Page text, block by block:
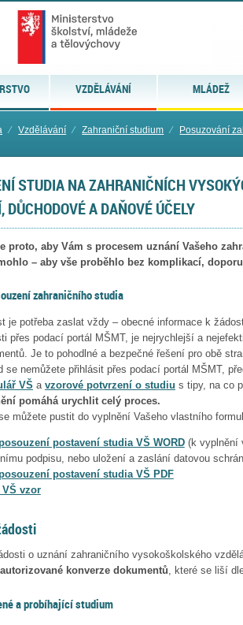
VZDĚLÁVÁNÍ MLÁDEŽ
⁄ Vzdělávání ⁄ Zahraniční studium ⁄ Posuzování
STUDIA NA ZAHRANIČNÍCH
DŮCHODOVÉ A DAŇOVÉ ÚČELY
proto, aby Vám s procesem uznání Vašeho
– aby vše proběhlo bez komplikací,
zahraničního studia
je potřeba zaslat vždy – obecné informace k
přes podací portál MŠMT, je nejrychlejší a
Je to pohodlné a bezpečné řešení pro obě
se nemůžete přihlásit přes podací portál MŠMT,
VŠ a vzorové potvrzení o studiu s tipy, na co
pomáhá urychlit celý proces.
můžete pustit do vyplnění Vašeho vlastního
postavení studia VŠ WORD(k vyplnění
podpisu, nebo uložení a zaslání datovou
postavení studia VŠ PDF
VŠ vzor
o uznání zahraničního vysokoškolského
konverze dokumentů, které se liší
a probíhající studium